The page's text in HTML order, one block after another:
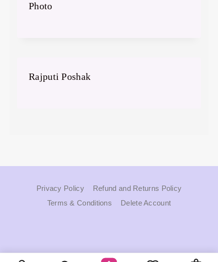
Photo
Rajputi Poshak
Privacy Policy
Refund and Returns Policy
Terms & Conditions
Delete Account